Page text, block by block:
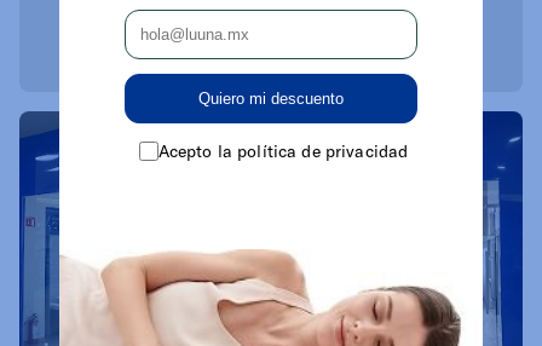
Quiero mi descuento
Acepto la política de privacidad